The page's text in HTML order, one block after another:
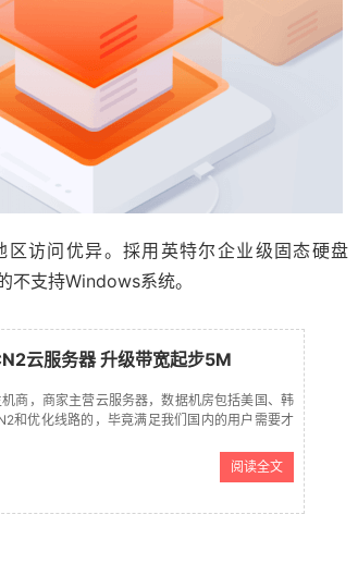
访问优异。採用英特尔企业级固态硬盘
不支持Windows系统。
云服务器 升级带宽起步5M
商，商家主营云服务器，数据机房包括美国、韩
和优化线路的，毕竟满足我们国内的用户需要才
阅读全文